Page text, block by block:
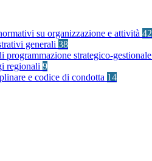
su organizzazione e attività 42
generali 38
programmazione strategico-gestionale
regionali 9
e codice di condotta 14